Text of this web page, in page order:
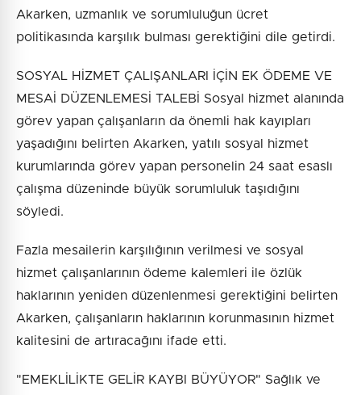
Akarken, uzmanlık ve sorumluluğun ücret
politikasında karşılık bulması gerektiğini dile getirdi.
SOSYAL HİZMET ÇALIŞANLARI İÇİN EK ÖDEME VE
MESAİ DÜZENLEMESİ TALEBİ Sosyal hizmet alanında
görev yapan çalışanların da önemli hak kayıpları
yaşadığını belirten Akarken, yatılı sosyal hizmet
kurumlarında görev yapan personelin 24 saat esaslı
çalışma düzeninde büyük sorumluluk taşıdığını
söyledi.
Fazla mesailerin karşılığının verilmesi ve sosyal
hizmet çalışanlarının ödeme kalemleri ile özlük
haklarının yeniden düzenlenmesi gerektiğini belirten
Akarken, çalışanların haklarının korunmasının hizmet
kalitesini de artıracağını ifade etti.
"EMEKLİLİKTE GELİR KAYBI BÜYÜYOR" Sağlık ve